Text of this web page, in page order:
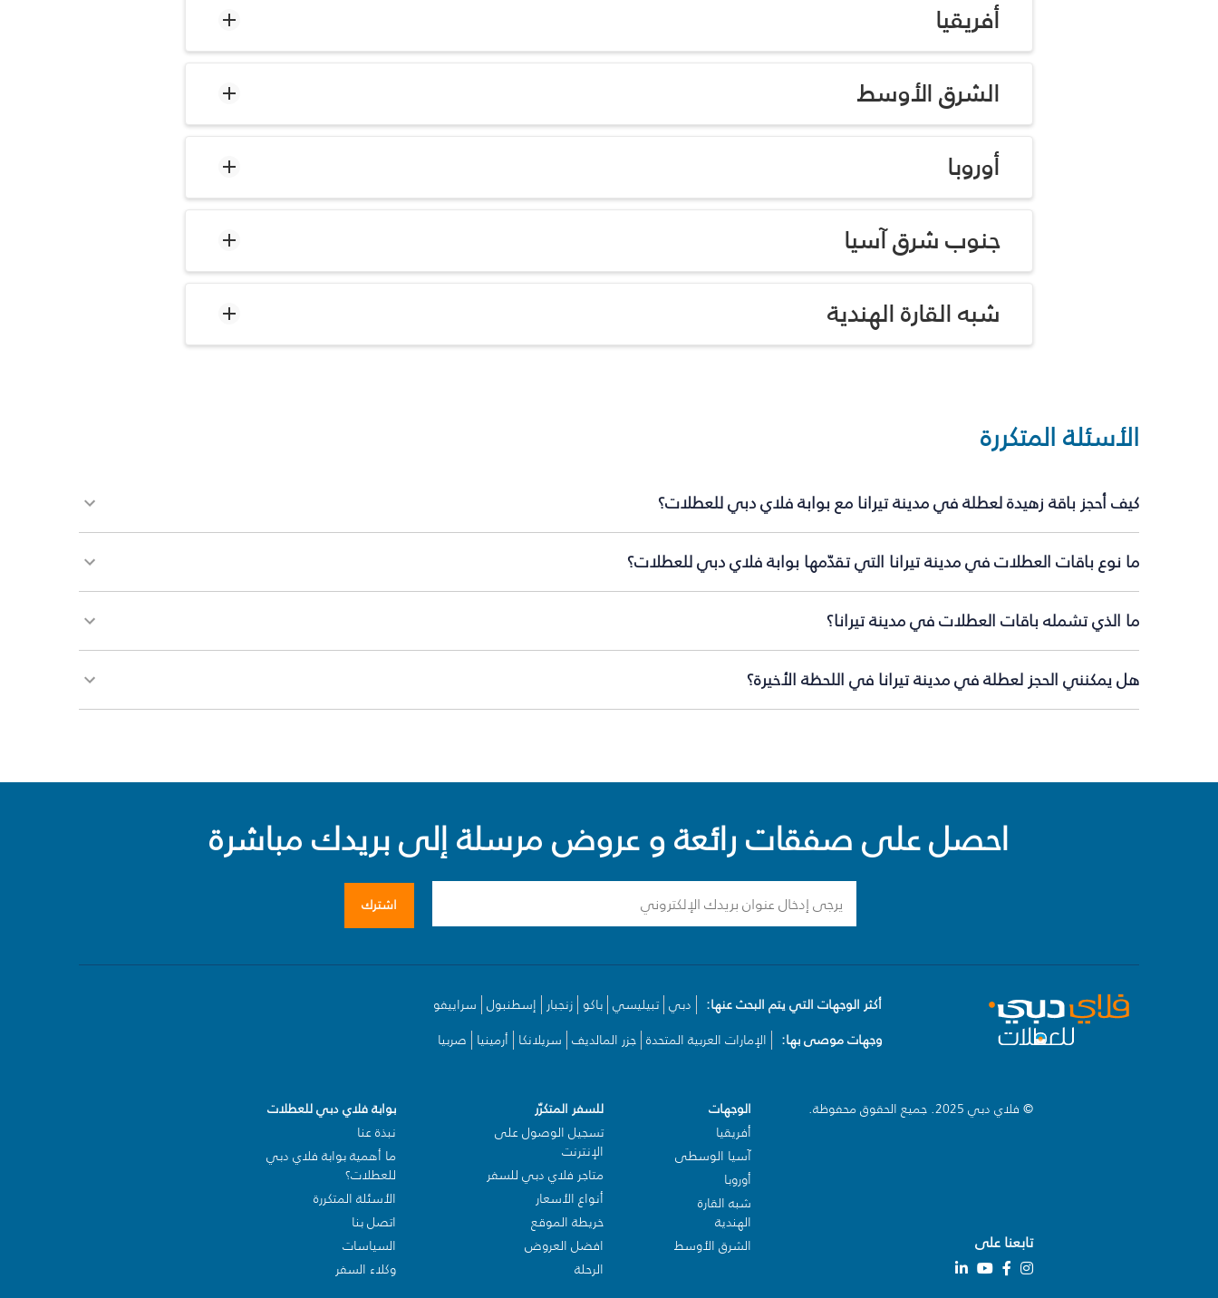
أفريقيا
الشرق الأوسط
أوروبا
جنوب شرق آسيا
شبه القارة الهندية
الأسئلة المتكررة
كيف أحجز باقة زهيدة لعطلة في مدينة تيرانا مع بوابة فلاي دبي للعطلات؟
ما نوع باقات العطلات في مدينة تيرانا التي تقدّمها بوابة فلاي دبي للعطلات؟
ما الذي تشمله باقات العطلات في مدينة تيرانا؟
هل يمكنني الحجز لعطلة في مدينة تيرانا في اللحظة الأخيرة؟
احصل على صفقات رائعة و عروض مرسلة إلى بريدك مباشرة
اشترك
أكثر الوجهات التي يتم البحث عنها: دبي تبيليسي باكو زنجبار إسطنبول سراييفو
وجهات موصى بها:
الإمارات العربية المتحدة جزر المالديف سريلانكا أرمينيا صربيا
© فلاي دبي 2025. جميع الحقوق محفوظة.
تابعنا على
الوجهات
أفريقيا
آسيا الوسطى
أوروبا
شبه القارة
الهندية
الشرق الأوسط
للسفر المتكرّر
تسجيل الوصول على
الإنترنت
متاجر فلاي دبي للسفر
أنواع الأسعار
خريطة الموقع
افضل العروض
الرحلة
بوابة فلاي دبي للعطلات
نبذة عنا
ما أهمية بوابة فلاي دبي
للعطلات؟
الأسئلة المتكررة
اتصل بنا
السياسات
وكلاء السفر